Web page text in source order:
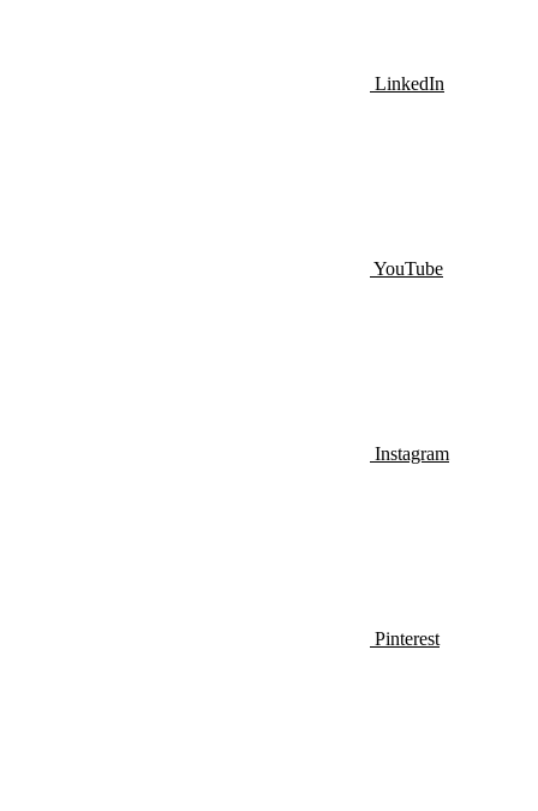
LinkedIn
YouTube
Instagram
Pinterest